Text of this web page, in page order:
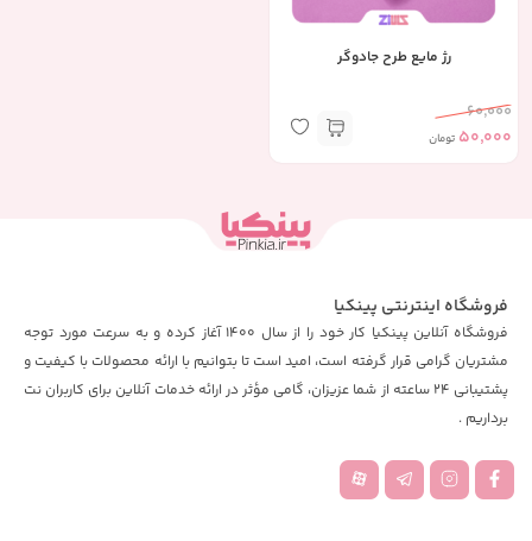
رژ مایع طرح جادوگر
60,000
50,000 تومان
فروشگاه اینترنتی پینکیا
فروشگاه آنلاین پینکیا کار خود را از سال 1400 آغاز کرده و به سرعت مورد توجه
مشتریان گرامی قرار گرفته است، امید است تا بتوانیم با ارائه محصولات با کیفیت و
پشتیبانی 24 ساعته از شما عزیزان، گامی مؤثر در ارائه خدمات آنلاین برای کاربران نت
برداریم .